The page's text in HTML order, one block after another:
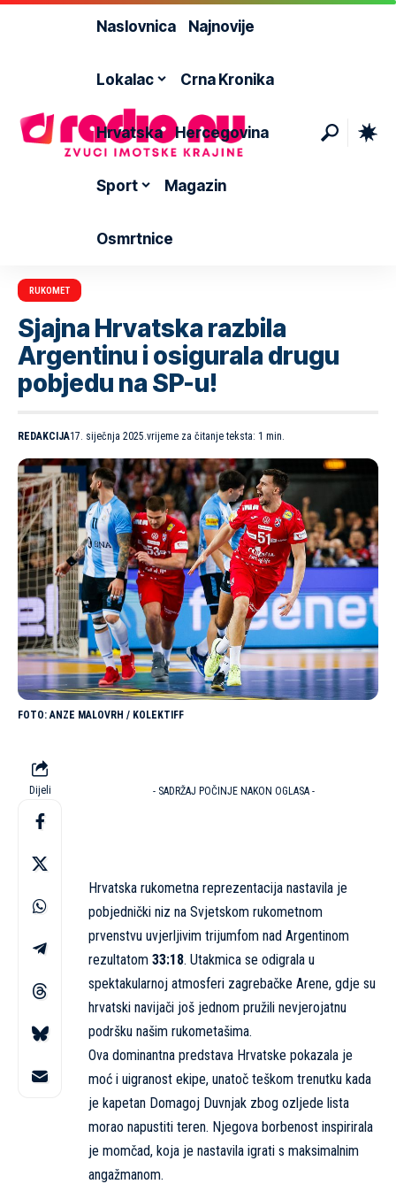
Naslovnica Najnovije
Lokalac Crna Kronika
Hrvatska Hercegovina
Sport Magazin
Osmrtnice
RUKOMET
Sjajna Hrvatska razbila
Argentinu i osigurala drugu
pobjedu na SP-u!
REDAKCIJA17. siječnja 2025.vrijeme za čitanje teksta: 1 min.
ANZE MALOVRH / KOLEKTIFF
Dijeli - SADRŽAJ POČINJE NAKON OGLASA -
Hrvatska rukometna reprezentacija nastavila je
pobjednički niz na Svjetskom rukometnom
prvenstvu uvjerljivim trijumfom nad Argentinom
rezultatom 33:18. Utakmica se odigrala u
spektakularnoj atmosferi zagrebačke Arene, gdje su
hrvatski navijači još jednom pružili nevjerojatnu
podršku našim rukometašima.
Ova dominantna predstava Hrvatske pokazala je
moć i uigranost ekipe, unatoč teškom trenutku kada
je kapetan Domagoj Duvnjak zbog ozljede lista
morao napustiti teren. Njegova borbenost inspirirala
je momčad, koja je nastavila igrati s maksimalnim
angažmanom.